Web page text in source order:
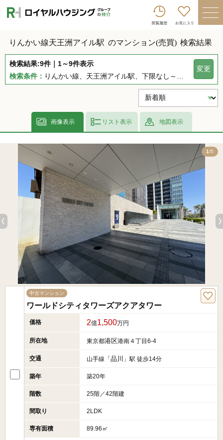
りんかい線天王洲アイル駅 のマンション(売買) 検索結果
検索結果:9件｜1～9件表示
検索条件： りんかい線、天王洲アイル駅、下限なし～上限なし、指定しない、指定なし、指定しない、下限なし～上限なし、指定なし
変更
画像表示 リスト表示 地図表示
1/5
中古マンション
ワールドシティタワーズアクアタワー
価格 2億1,500万円
所在地 東京都港区港南４丁目6-4
交通 山手線「 品川 」駅 徒歩14分
築年 築20年
階数 25階／42階建
間取り 2LDK
専有面積 89.96㎡
ロイヤルハウジンググループトップへ
売りたい
借りたい
店舗を探す
企業情報
ログイン 会員登録